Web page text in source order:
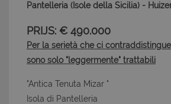
Pantelleria (Isole della Sicilia) -
PRIJS: € 490.000
Per la serietà che ci
sono solo "leggermente" trattabili
"Antica Tenuta Mizar "
Isola di Pantelleria